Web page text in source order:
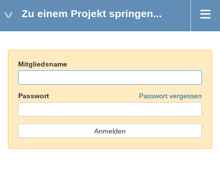
Zu einem Projekt springen...
Mitgliedsname
Passwort Passwort vergessen